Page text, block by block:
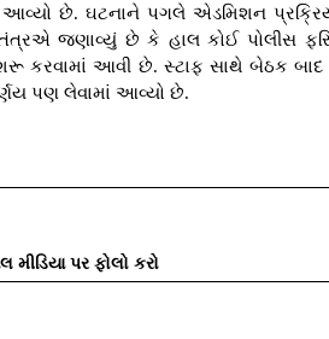
આવ્યો છે. ઘટનાને પગલે એડમિશન
તંત્રએ જણાવ્યું છે કે હાલ કોઈ પોલીસ
કરવામાં આવી છે. સ્ટાફ સાથે બેઠક
પણ લેવામાં આવ્યો છે.
પર ફોલો કરો